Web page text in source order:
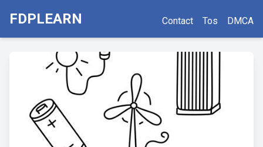
FDPLEARN Contact Tos DMCA